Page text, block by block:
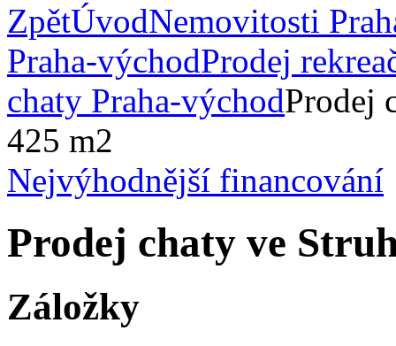
ZpětÚvodNemovitosti
Praha-východProdej
chaty Praha-východProdej
425 m2
Nejvýhodnější financování
Prodej chaty ve
Záložky